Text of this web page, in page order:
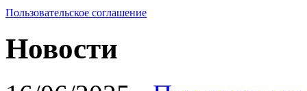
Пользовательское соглашение
Новости